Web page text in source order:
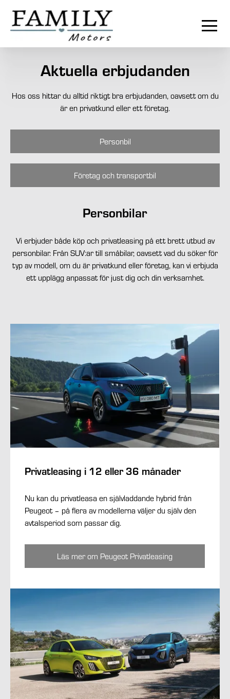
Aktuella erbjudanden
Hos oss hittar du alltid riktigt bra erbjudanden, oavsett om du
är en privatkund eller ett företag.
Personbil
Företag och transportbil
Personbilar
Vi erbjuder både köp och privatleasing på ett brett utbud av
personbilar. Från SUV:ar till småbilar, oavsett vad du söker för
typ av modell, om du är privatkund eller företag, kan vi erbjuda
ett upplägg anpassat för just dig och din verksamhet.
Privatleasing i 12 eller 36 månader
Nu kan du privatleasa en självladdande hybrid från
Peugeot – på flera av modellerna väljer du själv den
avtalsperiod som passar dig.
Läs mer om Peugeot Privatleasing